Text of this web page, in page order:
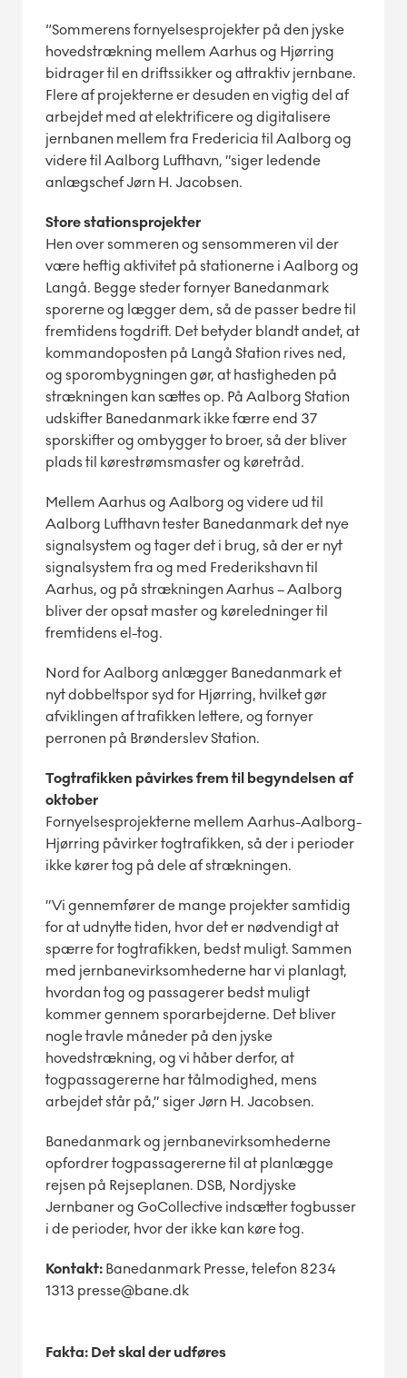
“Sommerens fornyelsesprojekter på den jyske
hovedstrækning mellem Aarhus og Hjørring
bidrager til en driftssikker og attraktiv jernbane.
Flere af projekterne er desuden en vigtig del af
arbejdet med at elektrificere og digitalisere
jernbanen mellem fra Fredericia til Aalborg og
videre til Aalborg Lufthavn, ”siger ledende
anlægschef Jørn H. Jacobsen.
Store stationsprojekter
Hen over sommeren og sensommeren vil der
være heftig aktivitet på stationerne i Aalborg og
Langå. Begge steder fornyer Banedanmark
sporerne og lægger dem, så de passer bedre til
fremtidens togdrift. Det betyder blandt andet, at
kommandoposten på Langå Station rives ned,
og sporombygningen gør, at hastigheden på
strækningen kan sættes op. På Aalborg Station
udskifter Banedanmark ikke færre end 37
sporskifter og ombygger to broer, så der bliver
plads til kørestrømsmaster og køretråd.
Mellem Aarhus og Aalborg og videre ud til
Aalborg Lufthavn tester Banedanmark det nye
signalsystem og tager det i brug, så der er nyt
signalsystem fra og med Frederikshavn til
Aarhus, og på strækningen Aarhus – Aalborg
bliver der opsat master og køreledninger til
fremtidens el-tog.
Nord for Aalborg anlægger Banedanmark et
nyt dobbeltspor syd for Hjørring, hvilket gør
afviklingen af trafikken lettere, og fornyer
perronen på Brønderslev Station.
Togtrafikken påvirkes frem til begyndelsen af
oktober
Fornyelsesprojekterne mellem Aarhus-Aalborg-
Hjørring påvirker togtrafikken, så der i perioder
ikke kører tog på dele af strækningen.
”Vi gennemfører de mange projekter samtidig
for at udnytte tiden, hvor det er nødvendigt at
spærre for togtrafikken, bedst muligt. Sammen
med jernbanevirksomhederne har vi planlagt,
hvordan tog og passagerer bedst muligt
kommer gennem sporarbejderne. Det bliver
nogle travle måneder på den jyske
hovedstrækning, og vi håber derfor, at
togpassagererne har tålmodighed, mens
arbejdet står på,” siger Jørn H. Jacobsen.
Banedanmark og jernbanevirksomhederne
opfordrer togpassagererne til at planlægge
rejsen på Rejseplanen. DSB, Nordjyske
Jernbaner og GoCollective indsætter togbusser
i de perioder, hvor der ikke kan køre tog.
Kontakt: Banedanmark Presse, telefon 8234
1313 presse@bane.dk
Fakta: Det skal der udføres